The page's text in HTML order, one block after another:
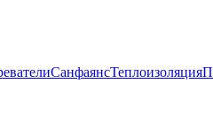
СанфаянсТеплоизоляция